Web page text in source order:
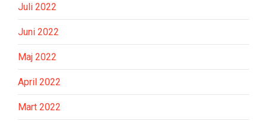
Juli 2022
Juni 2022
Maj 2022
April 2022
Mart 2022